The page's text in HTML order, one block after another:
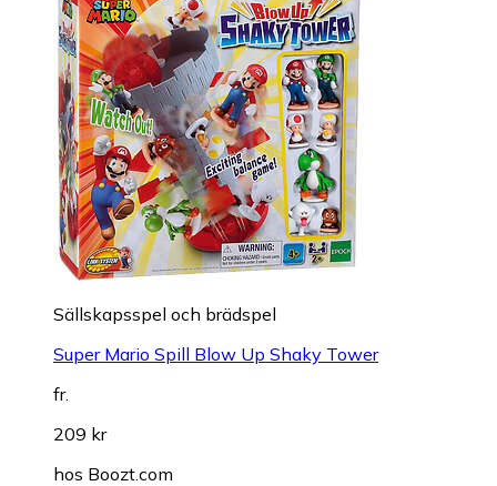
Sällskapsspel och brädspel
Super Mario Spill Blow Up Shaky Tower
fr.
209 kr
hos Boozt.com